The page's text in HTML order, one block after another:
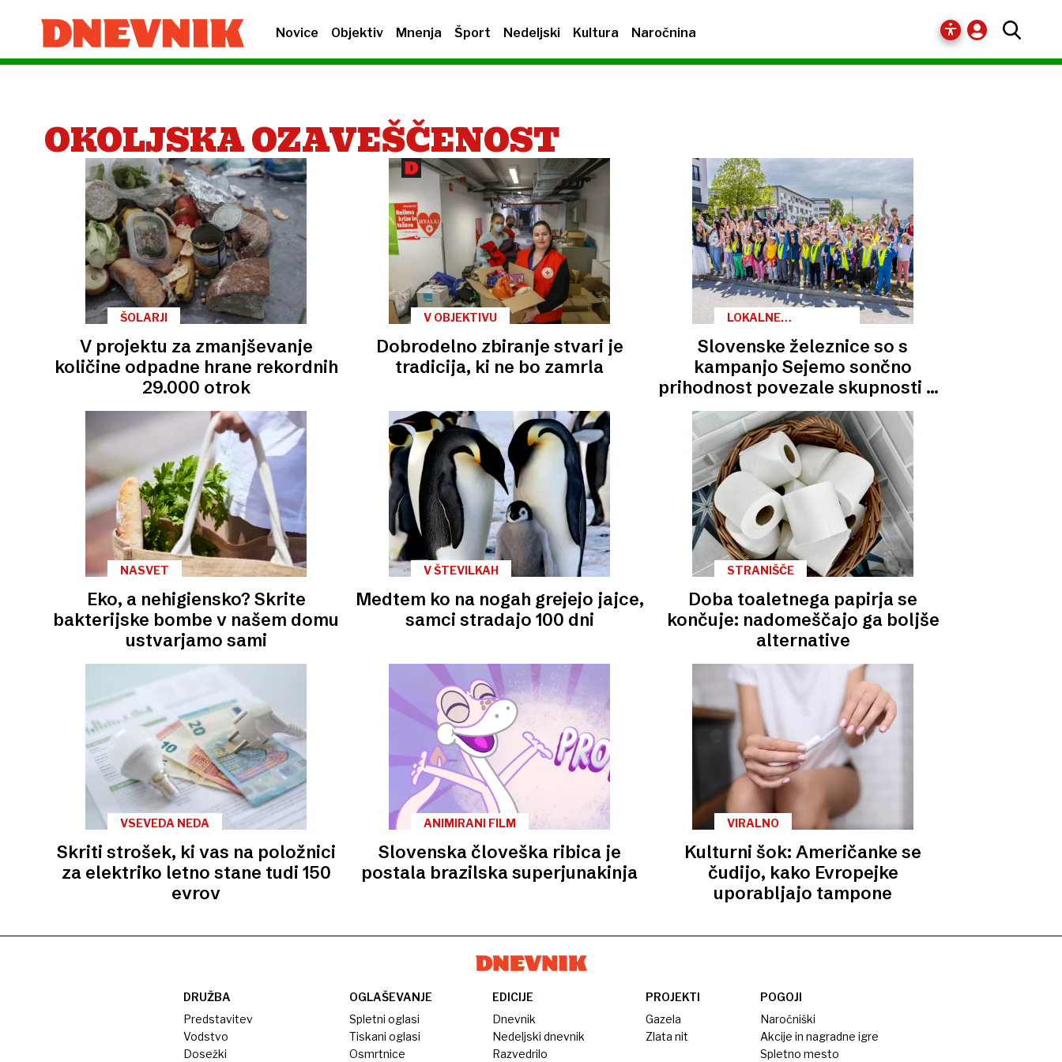
Novice Objektiv Mnenja Šport Nedeljski Kultura Naročnina
OKOLJSKA OZAVEŠČENOST
ŠOLARJI
V projektu za zmanjševanje
količine odpadne hrane rekordnih
29.000 otrok
V OBJEKTIVU
Dobrodelno zbiranje stvari je
tradicija, ki ne bo zamrla
LOKALNE
Slovenske železnice so s
kampanjo Sejemo sončno
prihodnost povezale skupnosti po
vsej Sloveniji
NASVET
Eko, a nehigiensko? Skrite
bakterijske bombe v našem domu
ustvarjamo sami
V ŠTEVILKAH
Medtem ko na nogah grejejo jajce,
samci stradajo 100 dni
STRANIŠČE
Doba toaletnega papirja se
končuje: nadomeščajo ga boljše
alternative
VSEVEDA NEDA
Skriti strošek, ki vas na položnici
za elektriko letno stane tudi 150
evrov
ANIMIRANI FILM
Slovenska človeška ribica je
postala brazilska superjunakinja
VIRALNO
Kulturni šok: Američanke se
čudijo, kako Evropejke
uporabljajo tampone
DRUŽBA
Predstavitev
Vodstvo
Dosežki
OGLAŠEVANJE
Spletni oglasi
Tiskani oglasi
Osmrtnice
EDICIJE
Dnevnik
Nedeljski dnevnik
Razvedrilo
PROJEKTI
Gazela
Zlata nit
POGOJI
Naročniški
Akcije in nagradne igre
Spletno mesto